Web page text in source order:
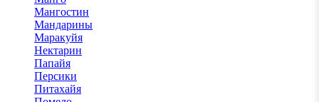
Мангостин
Мандарины
Маракуйя
Нектарин
Папайя
Персики
Питахайя